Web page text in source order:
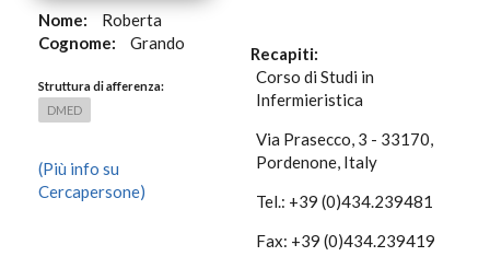
Nome:
Roberta
Cognome:
Grando
Struttura di afferenza:
DMED
(Più info su
Cercapersone)
Recapiti:
Corso di Studi in
Infermieristica
Via Prasecco, 3 - 33170,
Pordenone, Italy
Tel.: +39 (0)434.239481
Fax: +39 (0)434.239419